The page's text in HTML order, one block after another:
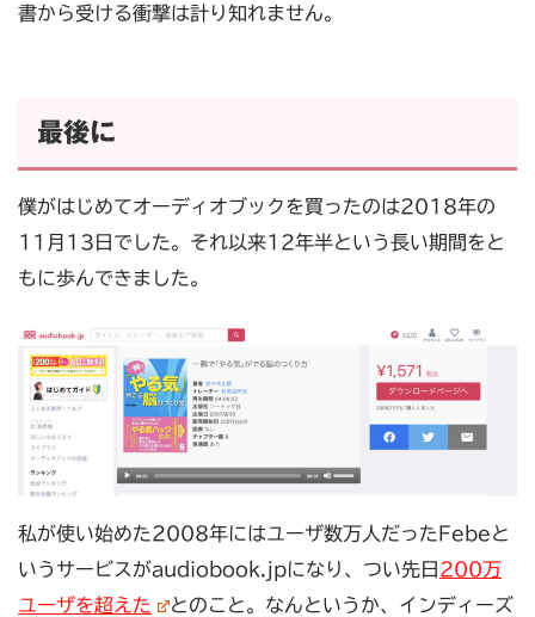
書から受ける衝撃は計り知れません。
最後に
僕がはじめてオーディオブックを買ったのは2018年の
11月13日でした。それ以来12年半という長い期間をと
もに歩んできました。
私が使い始めた2008年にはユーザ数万人だったFebeと
いうサービスがaudiobook.jpになり、つい先日200万
ユーザを超えた
とのこと。なんというか、インディーズ